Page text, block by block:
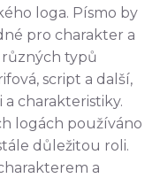
loga. Písmo by
pro charakter a
různých typů
script a další,
a charakteristiky.
logách používáno
důležitou roli.
a